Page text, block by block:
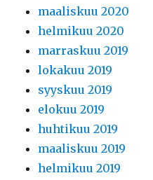
maaliskuu 2020
helmikuu 2020
marraskuu 2019
lokakuu 2019
syyskuu 2019
elokuu 2019
huhtikuu 2019
maaliskuu 2019
helmikuu 2019